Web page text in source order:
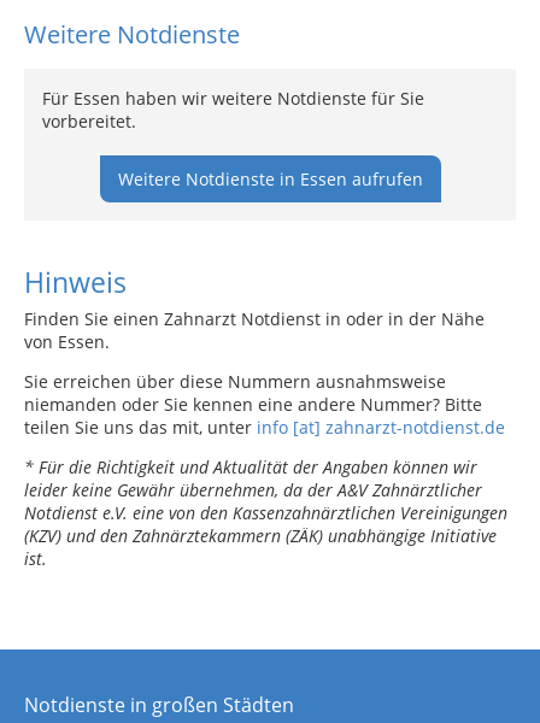
Weitere Notdienste
Für Essen haben wir weitere Notdienste für Sie
vorbereitet.
Weitere Notdienste in Essen aufrufen
Hinweis
Finden Sie einen Zahnarzt Notdienst in oder in der Nähe
von Essen.
Sie erreichen über diese Nummern ausnahmsweise
niemanden oder Sie kennen eine andere Nummer? Bitte
teilen Sie uns das mit, unter info [at] zahnarzt-notdienst.de
* Für die Richtigkeit und Aktualität der Angaben können wir
leider keine Gewähr übernehmen, da der A&V Zahnärztlicher
Notdienst e.V. eine von den Kassenzahnärztlichen Vereinigungen
(KZV) und den Zahnärztekammern (ZÄK) unabhängige Initiative
ist.
Notdienste in großen Städten